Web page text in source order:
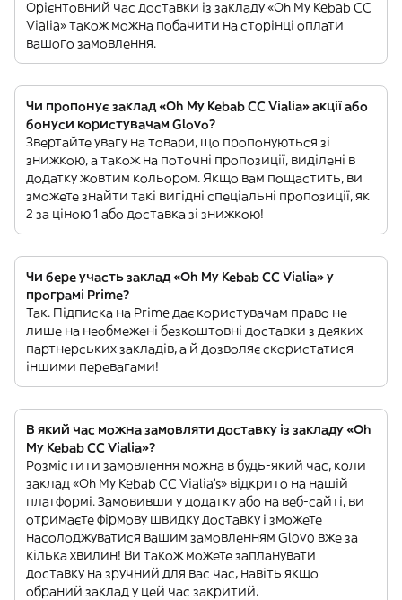
Орієнтовний час доставки із закладу «Oh My Kebab CC
Vialia» також можна побачити на сторінці оплати
вашого замовлення.
Чи пропонує заклад «Oh My Kebab CC Vialia» акції або
бонуси користувачам Glovo?
Звертайте увагу на товари, що пропонуються зі
знижкою, а також на поточні пропозиції, виділені в
додатку жовтим кольором. Якщо вам пощастить, ви
зможете знайти такі вигідні спеціальні пропозиції, як
2 за ціною 1 або доставка зі знижкою!
Чи бере участь заклад «Oh My Kebab CC Vialia» у
програмі Prime?
Так. Підписка на Prime дає користувачам право не
лише на необмежені безкоштовні доставки з деяких
партнерських закладів, а й дозволяє скористатися
іншими перевагами!
В який час можна замовляти доставку із закладу «Oh
My Kebab CC Vialia»?
Розмістити замовлення можна в будь-який час, коли
заклад «Oh My Kebab CC Vialia’s» відкрито на нашій
платформі. Замовивши у додатку або на веб-сайті, ви
отримаєте фірмову швидку доставку і зможете
насолоджуватися вашим замовленням Glovo вже за
кілька хвилин! Ви також можете запланувати
доставку на зручний для вас час, навіть якщо
обраний заклад у цей час закритий.